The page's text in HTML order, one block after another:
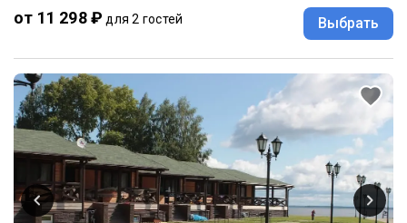
от 11 298 ₽ для 2 гостей Выбрать